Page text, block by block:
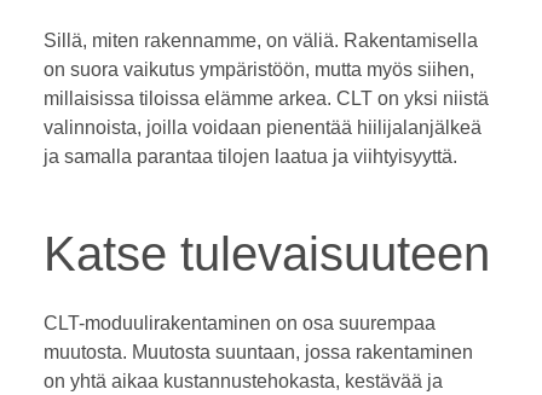
Sillä, miten rakennamme, on väliä. Rakentamisella
on suora vaikutus ympäristöön, mutta myös siihen,
millaisissa tiloissa elämme arkea. CLT on yksi niistä
valinnoista, joilla voidaan pienentää hiilijalanjälkeä
ja samalla parantaa tilojen laatua ja viihtyisyyttä.
Katse tulevaisuuteen
CLT-moduulirakentaminen on osa suurempaa
muutosta. Muutosta suuntaan, jossa rakentaminen
on yhtä aikaa kustannustehokasta, kestävää ja